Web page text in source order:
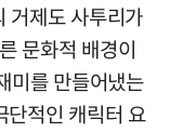
거제도 사투리가
문화적 배경이
미를 만들어냈는
단적인 캐릭터 요